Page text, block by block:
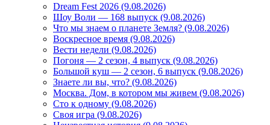
Dream Fest 2026 (9.08.2026)
Шоу Воли — 168 выпуск (9.08.2026)
Что мы знаем о планете Земля? (9.08.2026)
Воскресное время (9.08.2026)
Вести недели (9.08.2026)
Погоня — 2 сезон, 4 выпуск (9.08.2026)
Большой куш — 2 сезон, 6 выпуск (9.08.2026)
Знаете ли вы, что? (9.08.2026)
Mосква. Дом, в котором мы живем (9.08.2026)
Сто к одному (9.08.2026)
Своя игра (9.08.2026)